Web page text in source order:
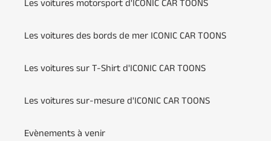
Les voitures motorsport d'ICONIC CAR TOONS
Les voitures des bords de mer ICONIC CAR TOONS
Les voitures sur T-Shirt d'ICONIC CAR TOONS
Les voitures sur-mesure d'ICONIC CAR TOONS
Evènements à venir